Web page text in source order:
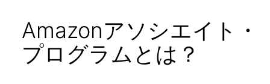
Amazonアソシエイト・
プログラムとは？